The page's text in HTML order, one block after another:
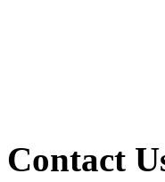
Contact